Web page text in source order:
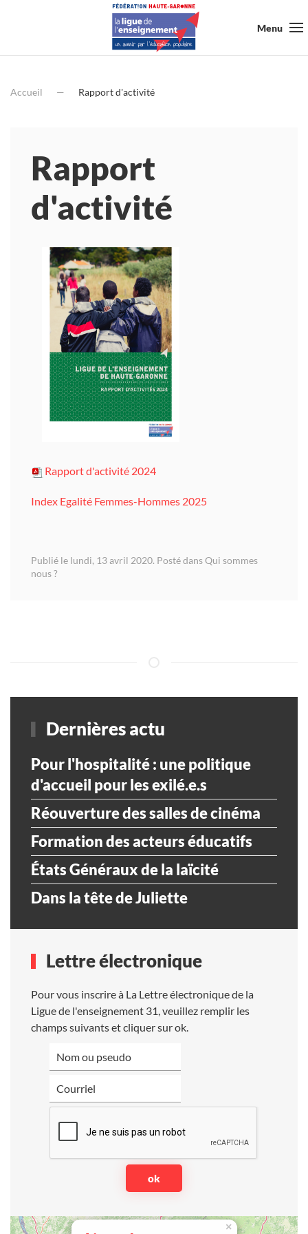
Menu
Accueil Rapport d'activité
Rapport
d'activité
Rapport d'activité 2024
Index Egalité Femmes-Hommes 2025
Publié le lundi, 13 avril 2020. Posté dansQui sommes
nous ?
Dernières actu
Pour l'hospitalité : une politique
d'accueil pour les exilé.e.s
Réouverture des salles de cinéma
Formation des acteurs éducatifs
États Généraux de la laïcité
Dans la tête de Juliette
Lettre électronique
Pour vous inscrire à La Lettre électronique de la
Ligue de l'enseignement 31, veuillez remplir les
champs suivants et cliquer sur ok.
×